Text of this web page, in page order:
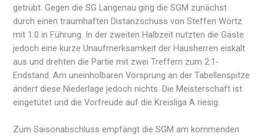
getrübt. Gegen die SG Langenau ging die SGM zunächst
durch einen traumhaften Distanzschuss von Steffen Wörtz
mit 1:0 in Führung. In der zweiten Halbzeit nutzten die Gäste
jedoch eine kurze Unaufmerksamkeit der Hausherren eiskalt
aus und drehten die Partie mit zwei Treffern zum 2:1-
Endstand. Am uneinholbaren Vorsprung an der Tabellenspitze
ändert diese Niederlage jedoch nichts. Die Meisterschaft ist
eingetütet und die Vorfreude auf die Kreisliga A riesig.
Zum Saisonabschluss empfängt die SGM am kommenden